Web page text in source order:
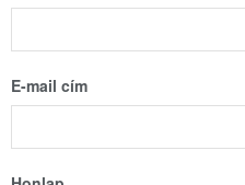
E-mail cím